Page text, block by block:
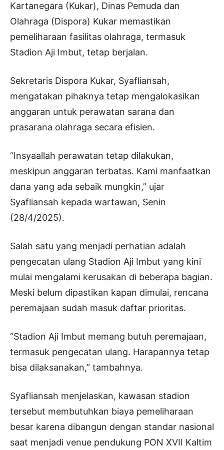
Kartanegara (Kukar), Dinas Pemuda dan
Olahraga (Dispora) Kukar memastikan
pemeliharaan fasilitas olahraga, termasuk
Stadion Aji Imbut, tetap berjalan.
Sekretaris Dispora Kukar, Syafliansah,
mengatakan pihaknya tetap mengalokasikan
anggaran untuk perawatan sarana dan
prasarana olahraga secara efisien.
“Insyaallah perawatan tetap dilakukan,
meskipun anggaran terbatas. Kami manfaatkan
dana yang ada sebaik mungkin,” ujar
Syafliansah kepada wartawan, Senin
(28/4/2025).
Salah satu yang menjadi perhatian adalah
pengecatan ulang Stadion Aji Imbut yang kini
mulai mengalami kerusakan di beberapa bagian.
Meski belum dipastikan kapan dimulai, rencana
peremajaan sudah masuk daftar prioritas.
“Stadion Aji Imbut memang butuh peremajaan,
termasuk pengecatan ulang. Harapannya tetap
bisa dilaksanakan,” tambahnya.
Syafliansah menjelaskan, kawasan stadion
tersebut membutuhkan biaya pemeliharaan
besar karena dibangun dengan standar nasional
saat menjadi venue pendukung PON XVII Kaltim